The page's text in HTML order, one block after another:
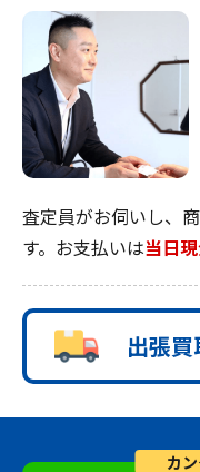
査定員がお伺いし、
す。お支払いは当日
出張
カ